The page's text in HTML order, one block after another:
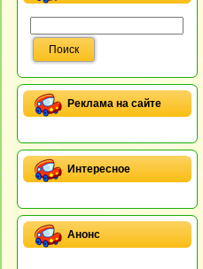
Реклама на сайте
Интересное
Анонс